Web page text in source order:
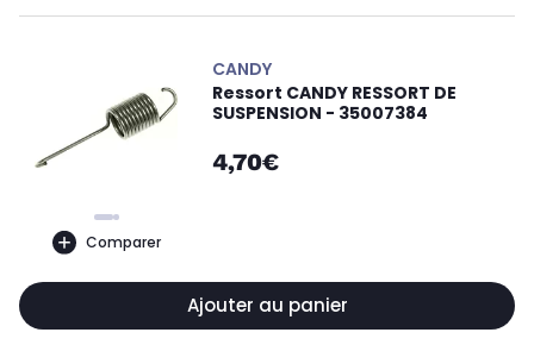
Comparer
CANDY
Ressort CANDY RESSORT DE
SUSPENSION - 35007384
4,70€
Ajouter au panier